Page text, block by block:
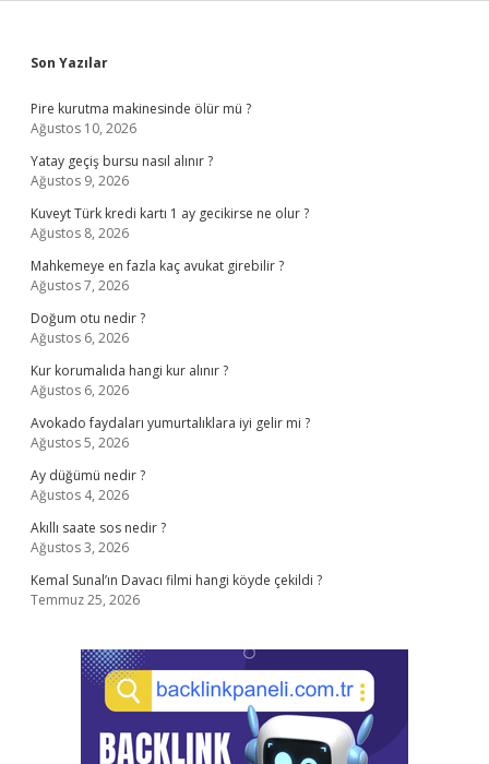
Sidebar
Son Yazılar
Pire kurutma makinesinde ölür mü ?
Ağustos 10, 2026
Yatay geçiş bursu nasıl alınır ?
Ağustos 9, 2026
Kuveyt Türk kredi kartı 1 ay gecikirse ne olur ?
Ağustos 8, 2026
Mahkemeye en fazla kaç avukat girebilir ?
Ağustos 7, 2026
Doğum otu nedir ?
Ağustos 6, 2026
Kur korumalıda hangi kur alınır ?
Ağustos 6, 2026
Avokado faydaları yumurtalıklara iyi gelir mi ?
Ağustos 5, 2026
Ay düğümü nedir ?
Ağustos 4, 2026
Akıllı saate sos nedir ?
Ağustos 3, 2026
Kemal Sunal’ın Davacı filmi hangi köyde çekildi ?
Temmuz 25, 2026